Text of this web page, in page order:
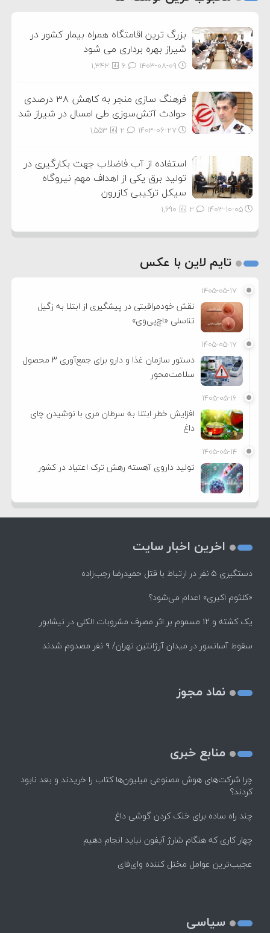
بزرگ ترین اقامتگاه همراه بیمار کشور در
شیراز بهره برداری می شود
۱۴۰۳-۰۸-۰۹ 1,342
فرهنگ سازی منجر به کاهش ۳۸ درصدی
حوادث آتش‌سوزی طی امسال در شیراز شد
۱۴۰۳-۰۶-۲۷ 1,553
استفاده از آب فاضلاب جهت بکارگیری در
تولید برق یکی از اهداف مهم نیروگاه
سیکل ترکیبی کازرون
۱۴۰۳-۱۰-۰۵ 1,690
تایم لاین با عکس
۱۴۰۵-۰۵-۱۷
نقش خودمراقبتی در پیشگیری از ابتلا به زگیل
تناسلی «اچ‌پی‌وی»
۱۴۰۵-۰۵-۱۷
دستور سازمان غذا و دارو برای جمع‌آوری ۳ محصول
سلامت‌محور
۱۴۰۵-۰۵-۱۶
افزایش خطر ابتلا به سرطان مری با نوشیدن چای
داغ
۱۴۰۵-۰۵-۱۴
تولید داروی آهسته رهش ترک اعتیاد در کشور
اخرین اخبار سایت
دستگیری ۵ نفر در ارتباط با قتل حمیدرضا رجب‌زاده
«کلثوم اکبری» اعدام می‌شود؟
یک کشته و ۱۲ مسموم بر اثر مصرف مشروبات الکلی در نیشابور
سقوط آسانسور در میدان آرژانتین تهران/ ۹ نفر مصدوم شدند
نماد مجوز
منابع خبری
چرا شرکت‌های هوش مصنوعی میلیون‌ها کتاب را خریدند و بعد نابود
کردند؟
چند راه‌ ساده برای خنک کردن گوشی داغ
چهار کاری که هنگام شارژ آیفون نباید انجام دهیم
عجیب‌ترین عوامل مختل کننده وای‌فای
سیاسی